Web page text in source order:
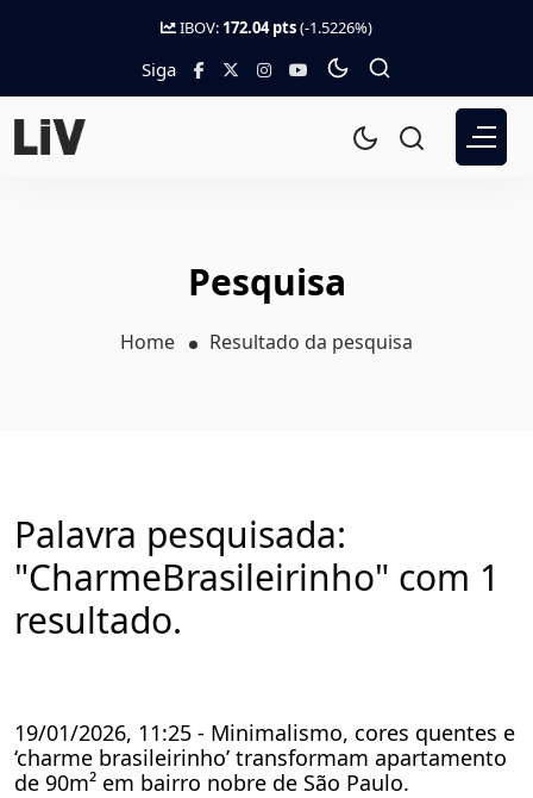
IBOV: 172.04 pts(-1.5226%)
Siga
Pesquisa
Home Resultado da pesquisa
Palavra pesquisada:
"CharmeBrasileirinho" com 1
resultado.
19/01/2026, 11:25 - Minimalismo, cores quentes e
‘charme brasileirinho’ transformam apartamento
de 90m² em bairro nobre de São Paulo.